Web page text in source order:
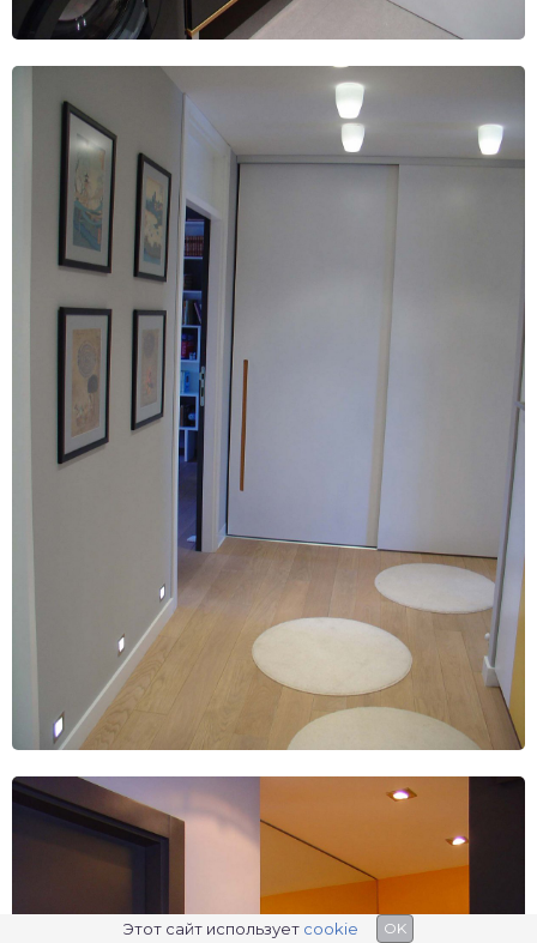
Этот сайт использует cookie OK